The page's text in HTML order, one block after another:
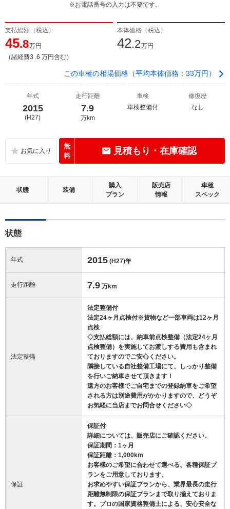
※お電話番号の入力は不要です。
支払総額（税込）
45.8万円
（諸経費3 .6 万円含む）
本体価格（税込）
42.2万円
この車種の相場価格（平均本体価格：33万円）
年式
2015
(H27)
走行距離
7.9
万km
車検
車検整備付
修復歴
なし
無
料
見積もり・在庫確認
状態 装備
購入
プラン
販売店
情報
車種
スペック
状態
年式 2015 (H27)年
走行距離 7.9 万km
法定整備
法定整備付
法定24ヶ月点検付※貨物など一部車両は12ヶ月
点検
◇支払総額には、納車前点検整備（法定24ヶ月
点検整備）を実施してお渡しする費用も含まれ
ておりますのでご安心ください。
隣接している自社整備工場にて、しっかり整備
を行いご納車させて頂きます！
遠方のお客様でご自宅までの登録納車をご希望
される方は別途費用がかかりますので、どうぞ
お気軽に当店までお問合せください◇
保証
保証付
詳細については、販売店にご確認ください。
保証期間：1ヶ月
保証距離：1,000km
お客様のご希望に合わせて選べる、各種保証プ
ランをご用意しております。
お求めやすい保証プランから、業界最長の走行
距離無制限の保証プランまで取り揃えておりま
す。プロの国家資格整備士による、安心安全な